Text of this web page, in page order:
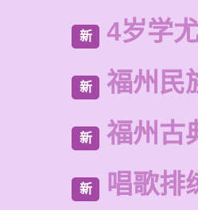
新 4岁学
新 福州民
新 福州古
新 唱歌排